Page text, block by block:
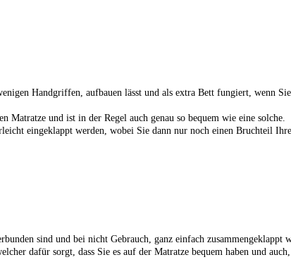
Handgriffen, aufbauen lässt und als extra Bett fungiert, wenn
und ist in der Regel auch genau so bequem wie eine solche.
eingeklappt werden, wobei Sie dann nur noch einen Bruchteil
sind und bei nicht Gebrauch, ganz einfach zusammengeklappt
dafür sorgt, dass Sie es auf der Matratze bequem haben und